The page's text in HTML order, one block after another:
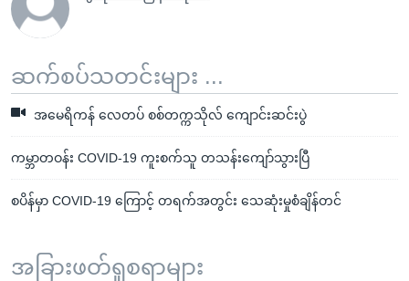
ဆက်စပ်သတင်းများ ...
အမေရိကန် လေတပ် စစ်တက္ကသိုလ် ကျောင်းဆင်းပွဲ
ကမ္ဘာတဝန်း COVID-19 ကူးစက်သူ တသန်းကျော်သွားပြီ
စပိန်မှာ COVID-19 ကြောင့် တရက်အတွင်း သေဆုံးမှုစံချိန်တင်
အခြားဖတ်ရှုစရာများ